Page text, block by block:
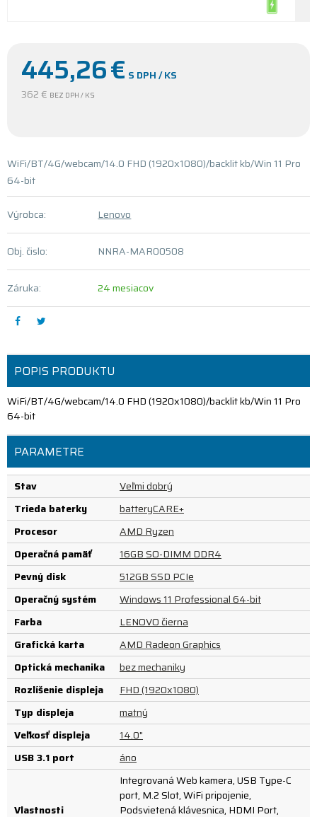
445,26€ S DPH / KS
362 € BEZ DPH / KS
WiFi/BT/4G/webcam/14.0 FHD (1920x1080)/backlit kb/Win 11 Pro
64-bit
Výrobca: Lenovo
Obj. čislo: NNRA-MAR00508
Záruka: 24 mesiacov
POPIS PRODUKTU
WiFi/BT/4G/webcam/14.0 FHD (1920x1080)/backlit kb/Win 11 Pro
64-bit
PARAMETRE
Stav
Veľmi dobrý
Trieda baterky
batteryCARE+
Procesor
AMD Ryzen
Operačná pamäť
16GB SO-DIMM DDR4
Pevný disk
512GB SSD PCIe
Operačný systém
Windows 11 Professional 64-bit
Farba
LENOVO čierna
Grafická karta
AMD Radeon Graphics
Optická mechanika
bez mechaniky
Rozlíšenie displeja
FHD (1920x1080)
Typ displeja
matný
Veľkosť displeja
14.0"
USB 3.1 port
áno
Vlastnosti
Integrovaná Web kamera, USB Type-C
port, M.2 Slot, WiFi pripojenie,
Podsvietená klávesnica, HDMI Port,